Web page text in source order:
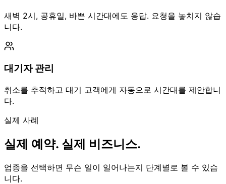
새벽 2시, 공휴일, 바쁜 시간대에도 응답. 요청을 놓치지 않습
니다.
대기자 관리
취소를 추적하고 대기 고객에게 자동으로 시간대를 제안합니
다.
실제 사례
실제 예약. 실제 비즈니스.
업종을 선택하면 무슨 일이 일어나는지 단계별로 볼 수 있습
니다.